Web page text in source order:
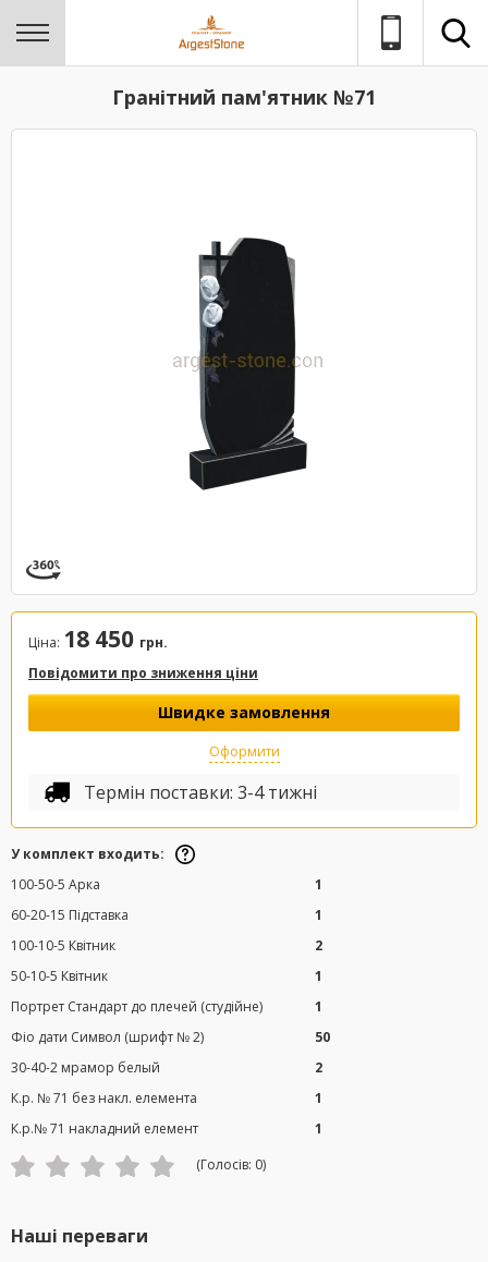
Гранітний пам'ятник №71
Ціна: 18 450 грн.
Повідомити про зниження ціни
Швидке замовлення
Оформити
Термін поставки: 3-4 тижні
У комплект входить:
100-50-5 Арка
1
60-20-15 Підставка
1
100-10-5 Квітник
2
50-10-5 Квітник
1
Портрет Стандарт до плечей (студійне)
1
Фіо дати Символ (шрифт № 2)
50
30-40-2 мрамор белый
2
К.р. № 71 без накл. елемента
1
К.р.№ 71 накладний елемент
1
(Голосів: 0)
Наші переваги